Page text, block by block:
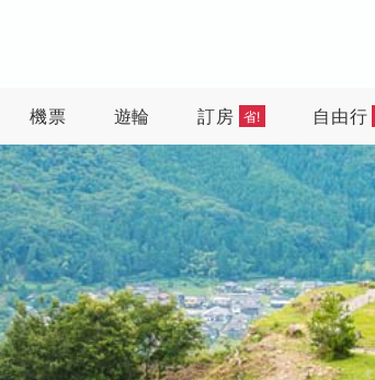
機票 遊輪 訂房 省! 自由行